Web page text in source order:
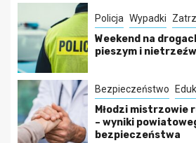
Policja Wypadki
Weekend na
pieszym i
Bezpieczeństwo
Młodzi mistrzowie
– wyniki
bezpieczeństwa